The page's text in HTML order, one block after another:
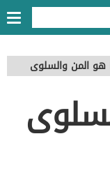
هو المن والسلوى